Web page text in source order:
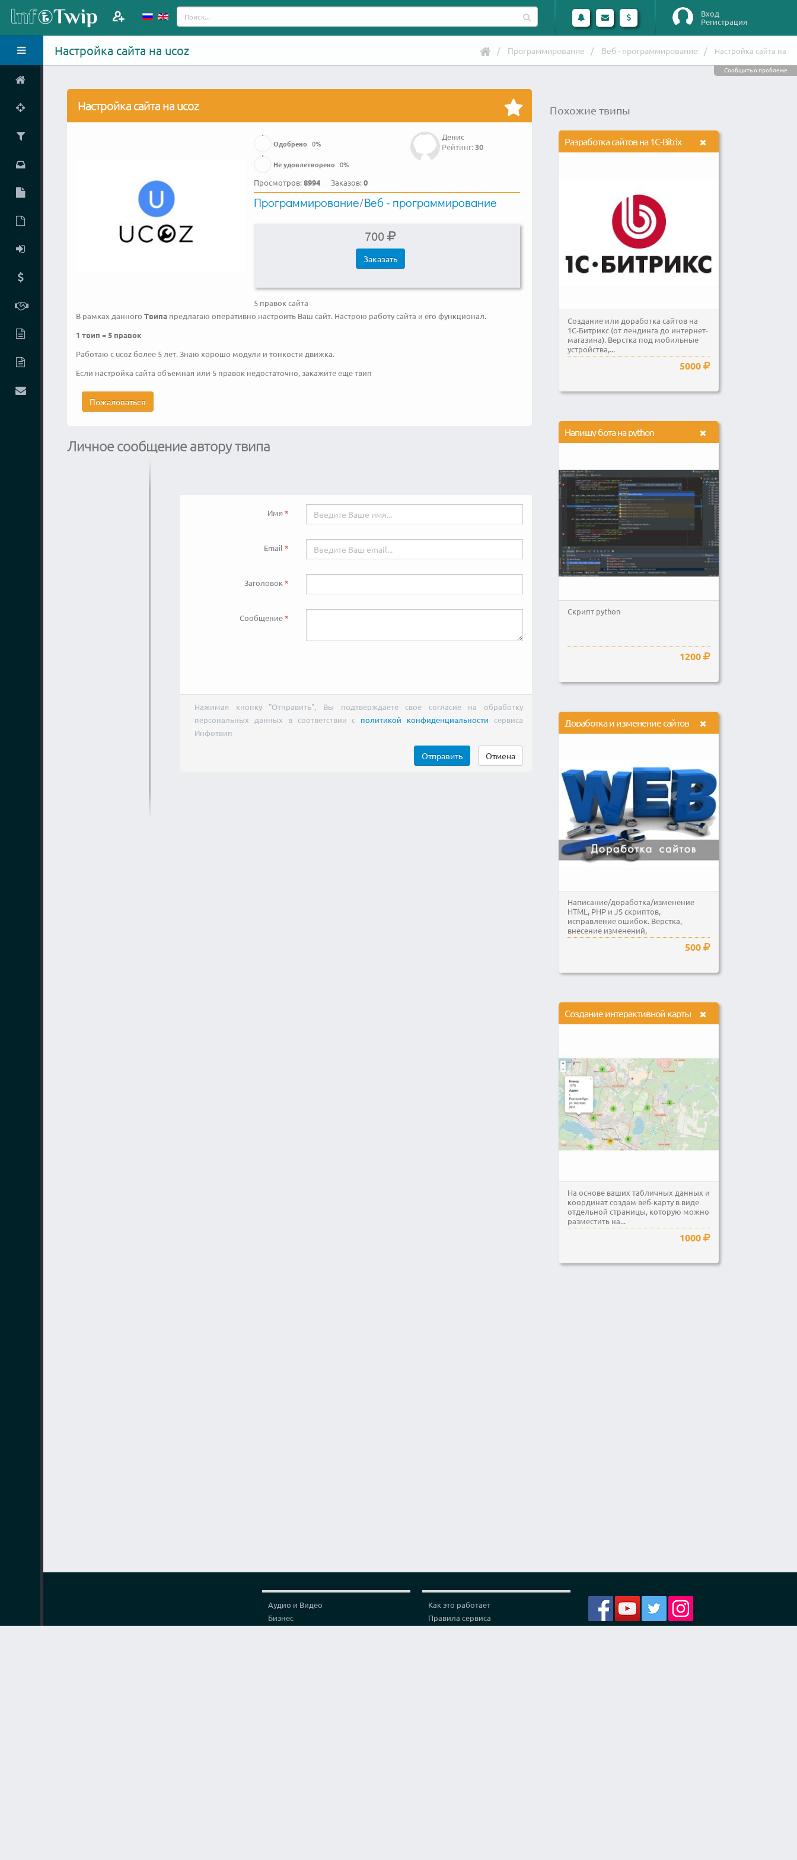
Вход
Регистрация
Настройка сайта на ucoz Программирование Веб - программирование Настройка сайта на
Сообщить о проблеме
Настройка сайта на ucoz
Денис
Рейтинг:30
Одобрено 0%
Не удовлетворено 0%
Просмотров:8994 Заказов:0
Программирование/Веб - программирование
700
Заказать
5 правок сайта
В рамках данного Твипа предлагаю оперативно настроить Ваш сайт. Настрою работу сайта и его функционал.
1 твип =5 правок
Работаю с ucoz более 5 лет. Знаю хорошо модули и тонкости движка.
Если настройка сайта объемная или 5 правок недостаточно, закажите еще твип
Пожаловаться
Личное сообщение автору твипа
Имя
Email
Заголовок
Сообщение
Нажимая кнопку "Отправить", Вы подтверждаете свое согласие на обработку
персональных данных в соответствии с политикой конфиденциальности сервиса
Инфотвип
Отправить Отмена
Похожие твипы
Разработка сайтов на 1C-Bitrix
Создание или доработка сайтов на
1С-Битрикс (от лендинга до интернет-
магазина). Верстка под мобильные
устройства,...
5000
Напишу бота на python
Скрипт python
1200
Доработка и изменение сайтов
Написание/доработка/изменение
HTML, PHP и JS скриптов,
исправление ошибок. Верстка,
внесение изменений,
редактирование...
500
Создание интерактивной карты
На основе ваших табличных данных и
координат создам веб-карту в виде
отдельной страницы, которую можно
разместить на...
1000
Как это работает
Правила сервиса
Аудио и Видео
Бизнес